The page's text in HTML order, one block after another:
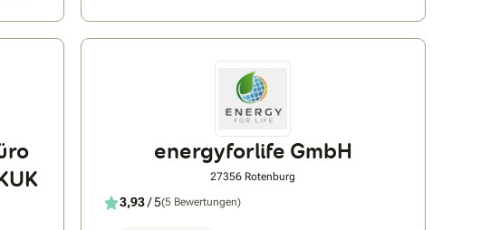
Reaktionszeiten, feste Ansprechpartner und eine
persönliche Betreuung, wie sie nur ein eingespieltes
Technik, transparenten Abläufen und einem starken
Qualitätsversprechen schaffen wir nachhaltige
Unabhängigkeit – für private Haushalte wie für
energyforlife GmbH
27356 Rotenburg
3,93/ 5(5 Bewertungen)